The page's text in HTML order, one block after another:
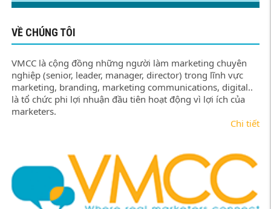
VỀ CHÚNG TÔI
VMCC là cộng đồng những người làm marketing chuyên
nghiệp (senior, leader, manager, director) trong lĩnh vực
marketing, branding, marketing communications, digital..
là tổ chức phi lợi nhuận đầu tiên hoạt động vì lợi ích của
marketers.
Chi tiết